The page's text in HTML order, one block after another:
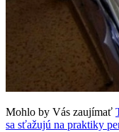
Mohlo by Vás zaujímať
sa sťažujú na praktiky